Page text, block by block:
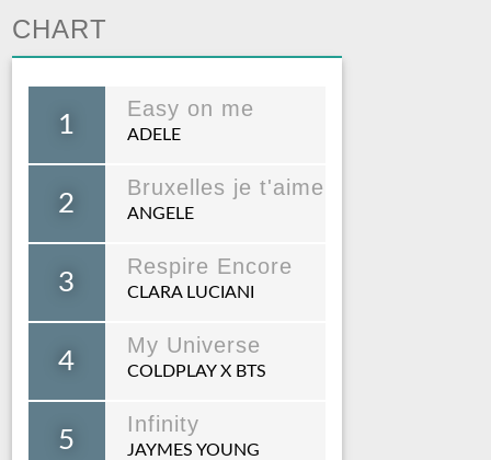
CHART
1
Easy on me
ADELE
2
Bruxelles je t'aime
ANGELE
3
Respire Encore
CLARA LUCIANI
4
My Universe
COLDPLAY X BTS
5
Infinity
JAYMES YOUNG